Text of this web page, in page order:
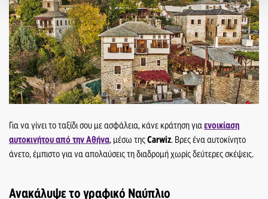
Για να γίνει το ταξίδι σου με ασφάλεια, κάνε κράτηση για ενοικίαση
αυτοκινήτου από την Αθήνα, μέσω τηςCarwiz. Βρες ένα αυτοκίνητο
άνετο, έμπιστο για να απολαύσεις τη διαδρομή χωρίς δεύτερες σκέψεις.
Ανακάλυψε το γραφικό Ναύπλιο